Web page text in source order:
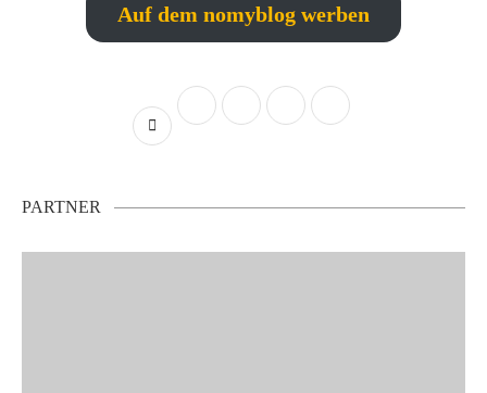
Auf dem nomyblog werben
PARTNER